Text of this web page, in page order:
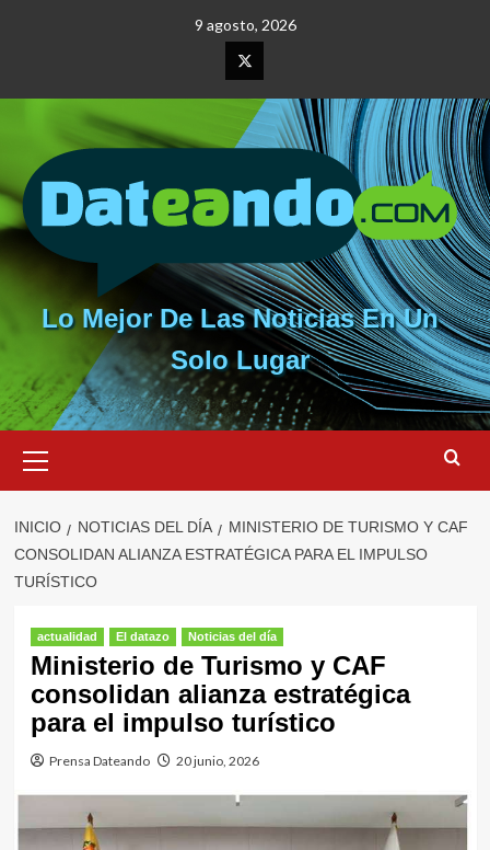
9 agosto, 2026
Elemento
del
menú
Lo Mejor De Las Noticias En Un
Solo Lugar
primario
INICIO NOTICIAS DEL DÍA
MINISTERIO DE TURISMO Y CAF
CONSOLIDAN ALIANZA ESTRATÉGICA PARA EL IMPULSO
TURÍSTICO
actualidad El datazo Noticias del día
Ministerio de Turismo y CAF
consolidan alianza estratégica
para el impulso turístico
Prensa Dateando 20 junio, 2026